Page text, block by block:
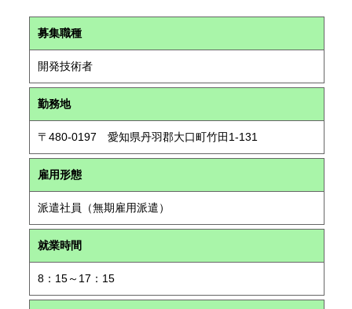
募集職種
開発技術者
勤務地
〒480-0197 愛知県丹羽郡大口町竹田1-131
雇用形態
派遣社員（無期雇用派遣）
就業時間
8：15～17：15